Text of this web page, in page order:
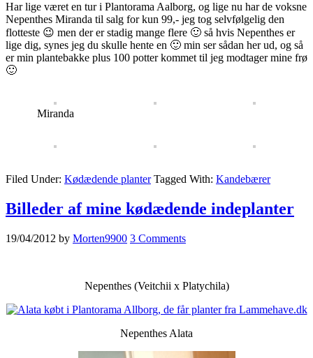
Har lige været en tur i Plantorama Aalborg, og lige nu har de voksne
Nepenthes Miranda til salg for kun 99,- jeg tog selvfølgelig den
flotteste 😉 men der er stadig mange flere 🙂 så hvis Nepenthes er
lige dig, synes jeg du skulle hente en 🙂 min ser sådan her ud, og så
er min plantebakke plus 100 potter kommet til jeg modtager mine frø
🙂
Miranda
Filed Under: Kødædende planter Tagged With: Kandebærer
Billeder af mine kødædende indeplanter
19/04/2012 by Morten9900 3 Comments
Nepenthes (Veitchii x Platychila)
Nepenthes Alata